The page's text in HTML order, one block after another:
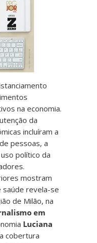
na economia.
da
incluíram a
pessoas, a
político da
mostram
saúde revela-se
de Milão, na
em
Luciana
cobertura